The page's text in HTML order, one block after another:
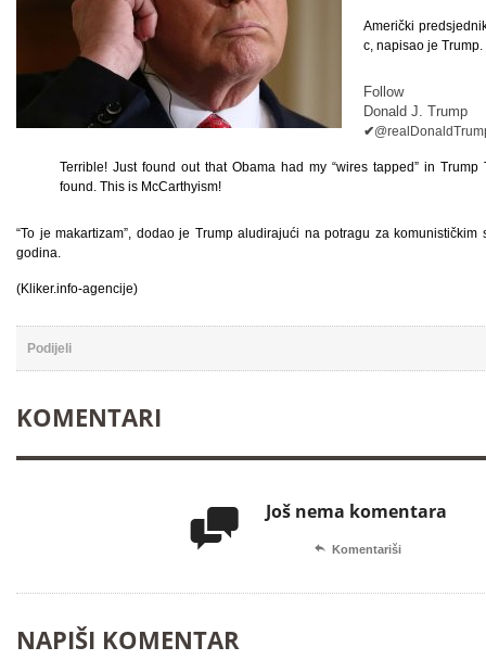
Američki
c, napisao je Trump.
Follow
Donald J. Trump
✔
Terrible! Just found out that Obama had my “wires tapped” in
found. This is McCarthyism!
“To je makartizam”, dodao je Trump aludirajući na potragu za
godina.
(Kliker.info-agencije)
Podijeli
KOMENTARI
 Još nema komentara
 Komentariši
NAPIŠI KOMENTAR